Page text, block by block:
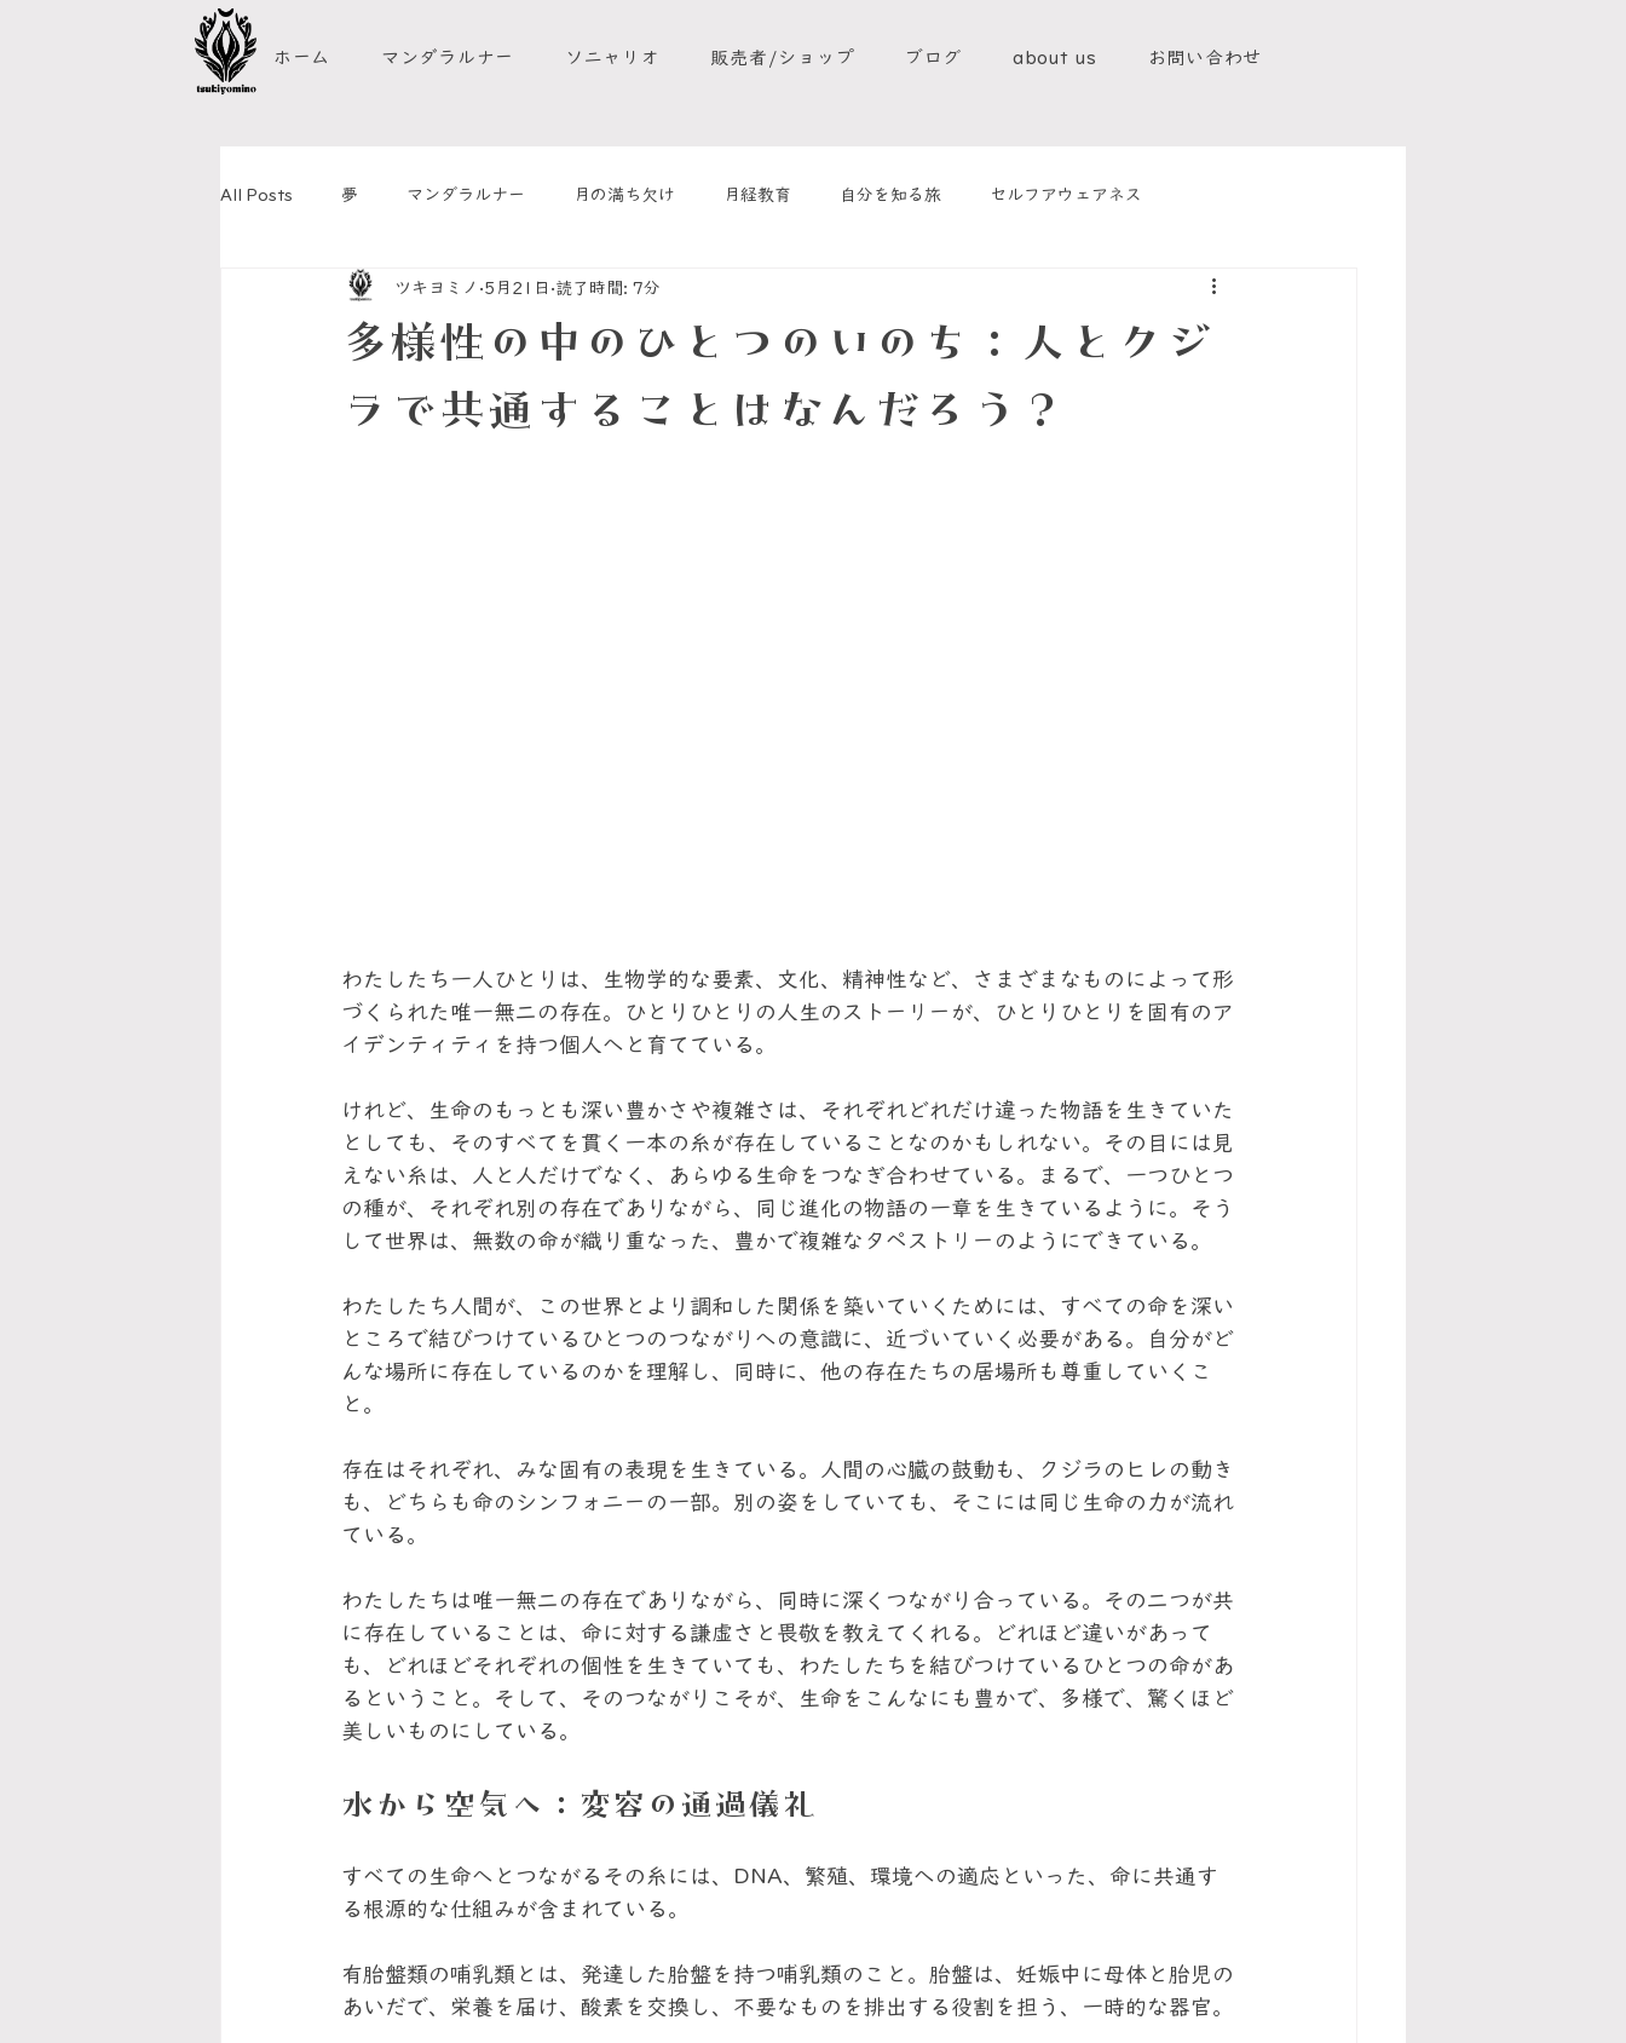
ホーム マンダラルナー ソニャリオ 販売者/ショップ ブログ about us お問い合わせ
All Posts 夢 マンダラルナー 月の満ち欠け 月経教育 自分を知る旅 セルフアウェアネス
リジェネラティブ・カルチャー ソニャリオ
多様性の中のひとつのいのち：人とクジ
ラで共通することはなんだろう？
ツキヨミノ 5月21日 読了時間: 7分
わたしたち一人ひとりは、生物学的な要素、文化、精神性など、さまざまなものによって形
づくられた唯一無二の存在。ひとりひとりの人生のストーリーが、ひとりひとりを固有のア
イデンティティを持つ個人へと育てている。
けれど、生命のもっとも深い豊かさや複雑さは、それぞれどれだけ違った物語を生きていた
としても、そのすべてを貫く一本の糸が存在していることなのかもしれない。その目には見
えない糸は、人と人だけでなく、あらゆる生命をつなぎ合わせている。まるで、一つひとつ
の種が、それぞれ別の存在でありながら、同じ進化の物語の一章を生きているように。そう
して世界は、無数の命が織り重なった、豊かで複雑なタペストリーのようにできている。
わたしたち人間が、この世界とより調和した関係を築いていくためには、すべての命を深い
ところで結びつけているひとつのつながりへの意識に、近づいていく必要がある。自分がど
んな場所に存在しているのかを理解し、同時に、他の存在たちの居場所も尊重していくこ
と。
存在はそれぞれ、みな固有の表現を生きている。人間の心臓の鼓動も、クジラのヒレの動き
も、どちらも命のシンフォニーの一部。別の姿をしていても、そこには同じ生命の力が流れ
ている。
わたしたちは唯一無二の存在でありながら、同時に深くつながり合っている。その二つが共
に存在していることは、命に対する謙虚さと畏敬を教えてくれる。どれほど違いがあって
も、どれほどそれぞれの個性を生きていても、わたしたちを結びつけているひとつの命があ
るということ。そして、そのつながりこそが、生命をこんなにも豊かで、多様で、驚くほど
美しいものにしている。
水から空気へ：変容の通過儀礼
すべての生命へとつながるその糸には、DNA、繁殖、環境への適応といった、命に共通す
る根源的な仕組みが含まれている。
有胎盤類の哺乳類とは、発達した胎盤を持つ哺乳類のこと。胎盤は、妊娠中に母体と胎児の
あいだで、栄養を届け、酸素を交換し、不要なものを排出する役割を担う、一時的な器官。